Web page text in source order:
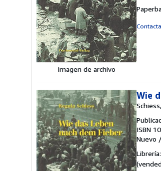
Imagen de archivo
Wie
ISBN
Nuevo
Librería: